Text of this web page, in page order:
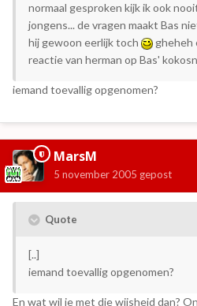
normaal gesproken kijk ik ook
jongens... de vragen maakt Bas
hij gewoon eerlijk toch
gheheh
reactie van herman op Bas'
iemand toevallig opgenomen?
MarsM
5 november 2005 gepost
Quote
[..]
iemand toevallig opgenomen?
En wat wil je met die wijsheid dan?